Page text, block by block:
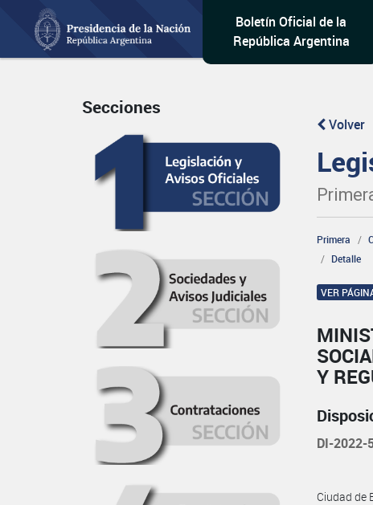
Boletín Oficial de la
República Argentina
Secciones
Volver
Primera
Detalle
VER
Y
DI-2022-
Ciudad de